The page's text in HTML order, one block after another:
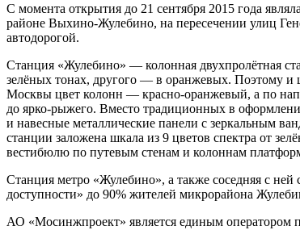
С момента открытия до 21 сентября 2015 года
районе Выхино-Жулебино, на пересечении улиц
автодорогой.
Станция «Жулебино» — колонная двухпролётная
зелёных тонах, другого — в оранжевых. Поэтому и
Москвы цвет колонн — красно-оранжевый, а по
до ярко-рыжего. Вместо традиционных в
и навесные металлические панели с зеркальным
станции заложена шкала из 9 цветов спектра от
вестибюлю по путевым стенам и колоннам
Станция метро «Жулебино», а также соседняя с
доступности» до 90% жителей микрорайона
АО «Мосинжпроект» является единым оператором